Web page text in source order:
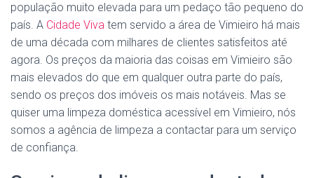
população muito elevada para um pedaço tão pequeno do
país. A Cidade Viva tem servido a área de Vimieiro há mais
de uma década com milhares de clientes satisfeitos até
agora. Os preços da maioria das coisas em Vimieiro são
mais elevados do que em qualquer outra parte do país,
sendo os preços dos imóveis os mais notáveis. Mas se
quiser uma limpeza doméstica acessível em Vimieiro, nós
somos a agência de limpeza a contactar para um serviço
de confiança.